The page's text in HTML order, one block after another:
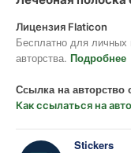
Лицензия Flaticon
Бесплатно для личных
авторства. Подробнее
Ссылка на авторство
Как ссылаться на
Stickers